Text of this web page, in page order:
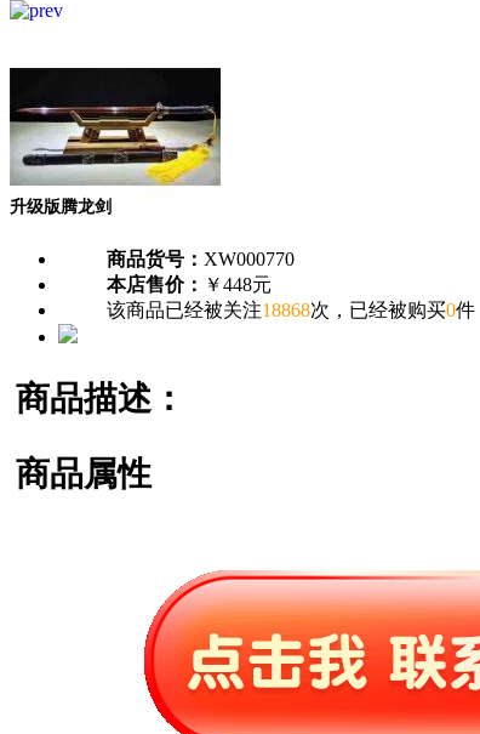
升级版腾龙剑
商品货号： XW000770
本店售价： ￥448元
该商品已经被关注18868次，已经被购买0件
商品描述：
商品属性